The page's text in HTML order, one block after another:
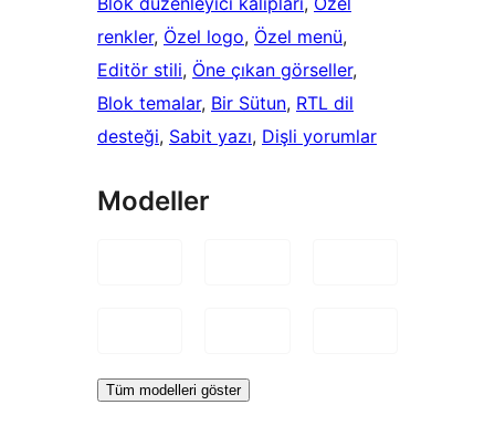
renkler, Özel logo, Özel menü
Editör stili, Öne çıkan görseller
Blok temalar, Bir Sütun, RTL dil
desteği, Sabit yazı, Dişli yorumlar
Modeller
Tüm modelleri göster